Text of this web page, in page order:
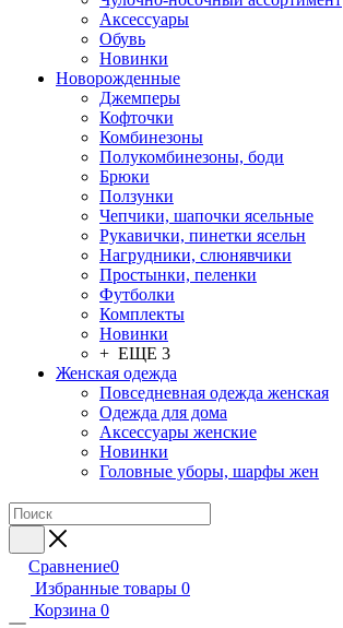
Аксессуары
Обувь
Новинки
Новорожденные
Джемперы
Кофточки
Комбинезоны
Полукомбинезоны, боди
Брюки
Ползунки
Чепчики, шапочки ясельные
Рукавички, пинетки ясельн
Нагрудники, слюнявчики
Простынки, пеленки
Футболки
Комплекты
Новинки
+ ЕЩЕ 3
Женская одежда
Повседневная одежда женская
Одежда для дома
Аксессуары женские
Новинки
Головные уборы, шарфы жен
Сравнение0
Избранные товары 0
Корзина 0